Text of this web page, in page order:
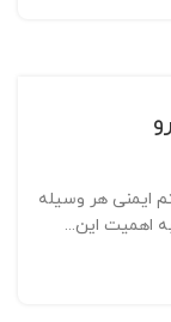
ایمنی هر وسیله
اهمیت این...